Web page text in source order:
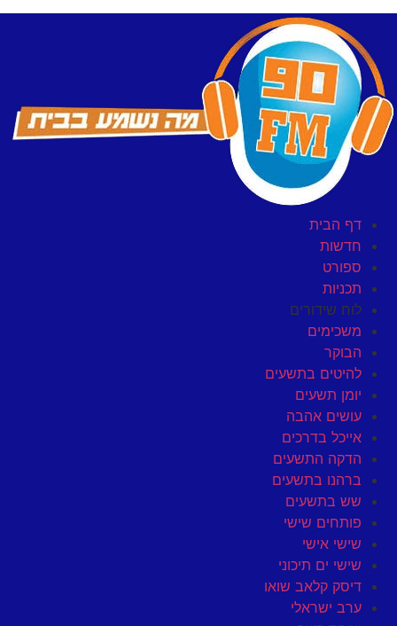
דף הבית
חדשות
ספורט
תכניות
לוח שידורים
משכימים
הבוקר
להיטים בתשעים
יומן תשעים
עושים אהבה
אייכל בדרכים
הדקה התשעים
ברהנו בתשעים
שש בתשעים
פותחים שישי
שישי אישי
שישי ים תיכוני
דיסק קלאב שואו
ערב ישראלי